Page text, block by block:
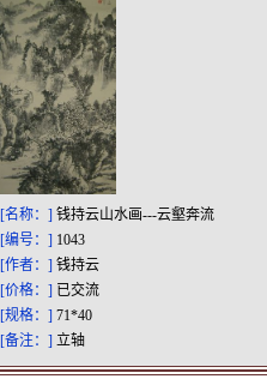
[名称：] 钱持云山水画---云壑奔流
[编号：] 1043
[作者：] 钱持云
[价格：] 已交流
[规格：] 71*40
[备注：] 立轴